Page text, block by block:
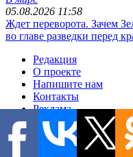
05.08.2026 11:58
Ждет переворота. Зачем
во главе разведки перед
Редакция
О проекте
Напишите нам
Контакты
Реклама
Условия
Политика
Размещение